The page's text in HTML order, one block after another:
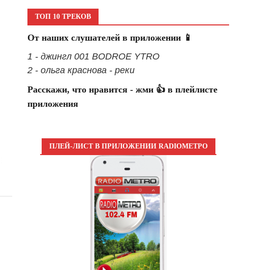
ТОП 10 ТРЕКОВ
От наших слушателей в приложении 📱
1 - джингл 001 BODROE YTRO
2 - ольга краснова - реки
Расскажи, что нравится - жми 👍 в плейлисте
приложения
ПЛЕЙ-ЛИСТ В ПРИЛОЖЕНИИ RADIOМЕТРО